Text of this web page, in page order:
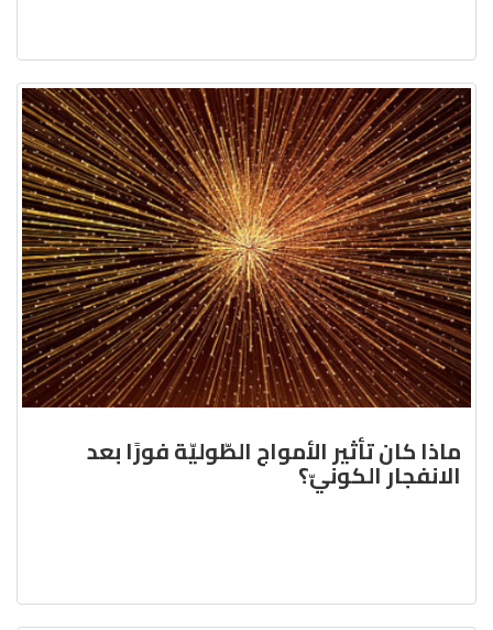
ماذا كان تأثير الأمواج الطّوليّة فورًا بعد
الانفجار الكونيّ؟